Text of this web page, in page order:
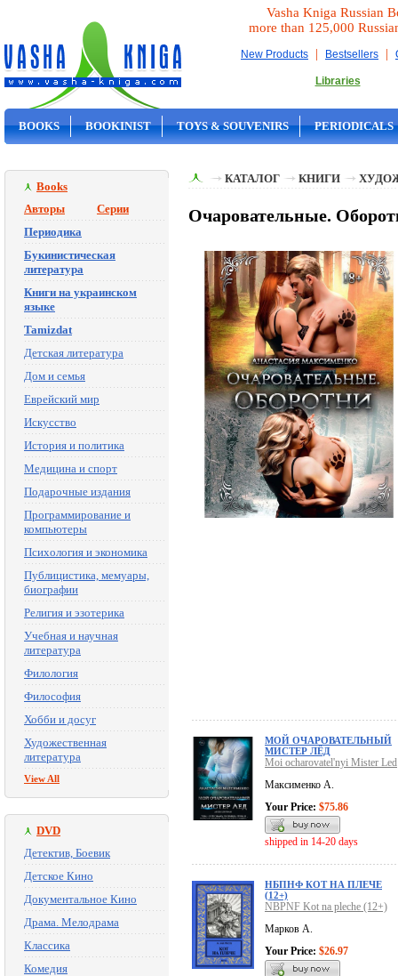
Vasha Kniga Russian
more than 125,000
New Products | Bestsellers |
Libraries
BOOKS BOOKINIST TOYS & SOUVENIRS PERIODICALS
Books
Авторы
Серии
Периодика
Букинистическая
литература
Книги на украинском
языке
Tamizdat
Детская литература
Дом и семья
Еврейский мир
Искусство
История и политика
Медицина и спорт
Подарочные издания
Программирование и
компьютеры
Психология и экономика
Публицистика, мемуары,
биографии
Религия и эзотерика
Учебная и научная
литература
Филология
Философия
Хобби и досуг
Художественная
литература
View All
DVD
Детектив, Боевик
Детское Кино
Документальное Кино
Драма. Мелодрама
Классика
Комедия
КАТАЛОГ КНИГИ
Очаровательные.
МОЙ ОЧАРОВАТЕЛЬНЫЙ
МИСТЕР ЛЁД
Moi ocharovatel'nyi Mister Led
Максименко А.
Your Price: $75.86
shipped in 14-20 days
НБПНФ КОТ НА ПЛЕЧЕ
(12+)
NBPNF Kot na pleche (12+)
Марков А.
Your Price: $26.97